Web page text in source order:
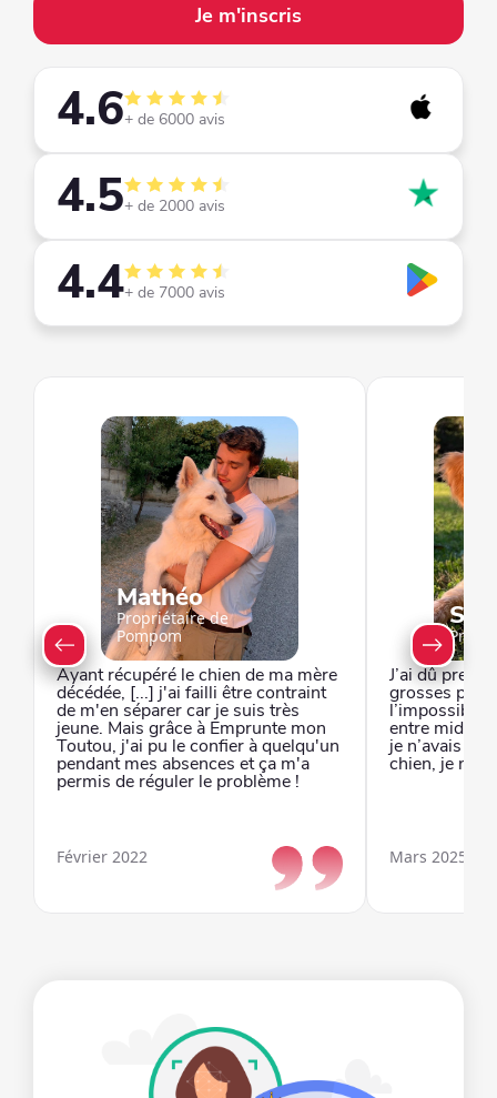
Je m'inscris
4.6+ de 6000 avis
4.5+ de 2000 avis
4.4+ de 7000 avis
Mathéo
Propriétaire de
Pompom
Ayant récupéré le chien de ma mère
décédée, [...] j'ai failli être contraint
de m'en séparer car je suis très
jeune. Mais grâce à Emprunte mon
Toutou, j'ai pu le confier à quelqu'un
pendant mes absences et ça m'a
permis de réguler le problème !
Février 2022
J’ai dû
grosses
entre midi et
je n’avais
chien, je
Mars 2025